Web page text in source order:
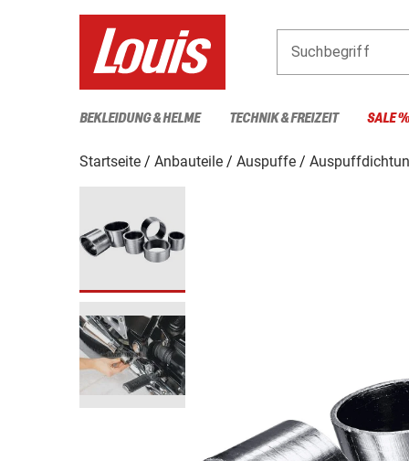
Suchbegriff
BEKLEIDUNG & HELME TECHNIK & FREIZEIT SALE %
Startseite Anbauteile Auspuffe